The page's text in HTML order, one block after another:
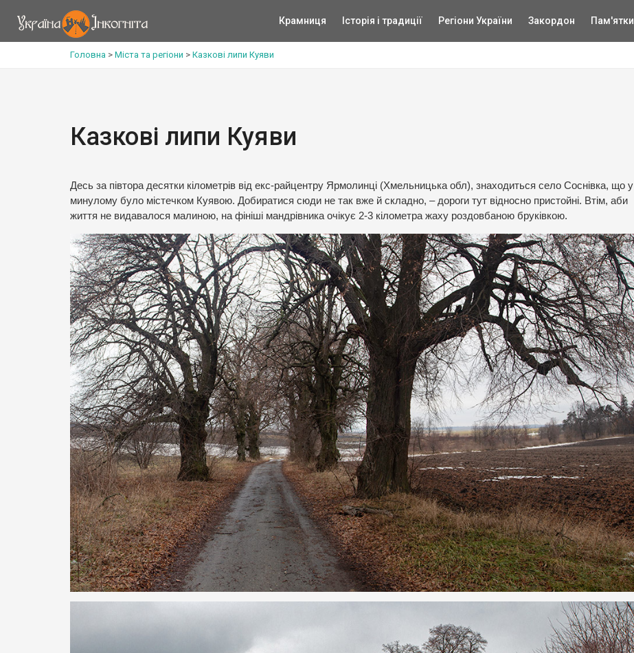
Крамниця Історія і традиції Регіони України Закордон Пам'ятки
Головна > Міста та регіони > Казкові липи Куяви
Казкові липи Куяви
Десь за півтора десятки кілометрів від екс-райцентру Ярмолинці (Хмельницька обл), знаходиться село Соснівка, що у
минулому було містечком Куявою. Добиратися сюди не так вже й складно, – дороги тут відносно пристойні. Втім, аби
життя не видавалося малиною, на фініші мандрівника очікує 2-3 кілометра жаху роздовбаною бруківкою.